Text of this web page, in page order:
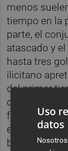
menos
tiempo en la
parte, el
atascado y
hasta tres
ilicitano
del primer
con una
franjiverdes
en la
bastante
Uso
datos